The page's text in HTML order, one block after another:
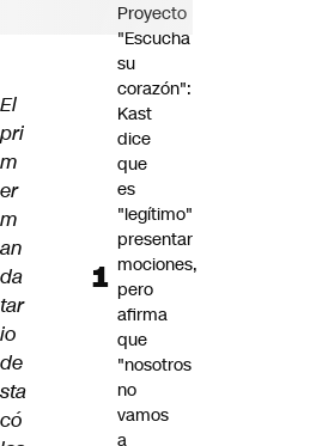
El
pri
m
er
m
an
da
tar
io
de
sta
có
Proyecto
"Escucha
su
corazón":
Kast
dice
que
es
"legítimo"
presentar
mociones,
pero
afirma
que
"nosotros
no
vamos
a